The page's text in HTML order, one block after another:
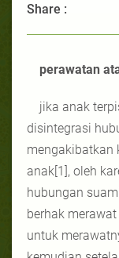
Share :
perawatan
jika anak
disintegrasi
mengakibatkan
anak[1], oleh
hubungan
berhak
untuk